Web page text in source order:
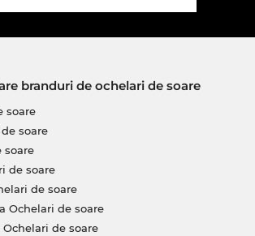
branduri de ochelari de soare
soare
soare
soare
de soare
de soare
Ochelari de soare
de soare